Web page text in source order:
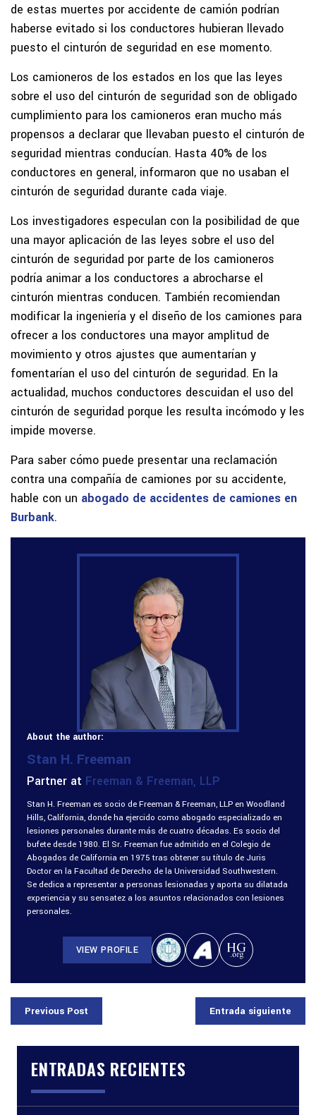
de estas muertes por accidente de camión podrían
haberse evitado si los conductores hubieran llevado
puesto el cinturón de seguridad en ese momento.
Los camioneros de los estados en los que las leyes
sobre el uso del cinturón de seguridad son de obligado
cumplimiento para los camioneros eran mucho más
propensos a declarar que llevaban puesto el cinturón de
seguridad mientras conducían. Hasta 40% de los
conductores en general, informaron que no usaban el
cinturón de seguridad durante cada viaje.
Los investigadores especulan con la posibilidad de que
una mayor aplicación de las leyes sobre el uso del
cinturón de seguridad por parte de los camioneros
podría animar a los conductores a abrocharse el
cinturón mientras conducen. También recomiendan
modificar la ingeniería y el diseño de los camiones para
ofrecer a los conductores una mayor amplitud de
movimiento y otros ajustes que aumentarían y
fomentarían el uso del cinturón de seguridad. En la
actualidad, muchos conductores descuidan el uso del
cinturón de seguridad porque les resulta incómodo y les
impide moverse.
Para saber cómo puede presentar una reclamación
contra una compañía de camiones por su accidente,
hable con un abogado de accidentes de camiones en
Burbank.
About the author:
Stan H. Freeman
Partner at Freeman & Freeman, LLP
Stan H. Freeman es socio de Freeman & Freeman, LLP en Woodland
Hills, California, donde ha ejercido como abogado especializado en
lesiones personales durante más de cuatro décadas. Es socio del
bufete desde 1980. El Sr. Freeman fue admitido en el Colegio de
Abogados de California en 1975 tras obtener su título de Juris
Doctor en la Facultad de Derecho de la Universidad Southwestern.
Se dedica a representar a personas lesionadas y aporta su dilatada
experiencia y su sensatez a los asuntos relacionados con lesiones
personales.
VIEW PROFILE
Previous Post Entrada siguiente
ENTRADAS RECIENTES